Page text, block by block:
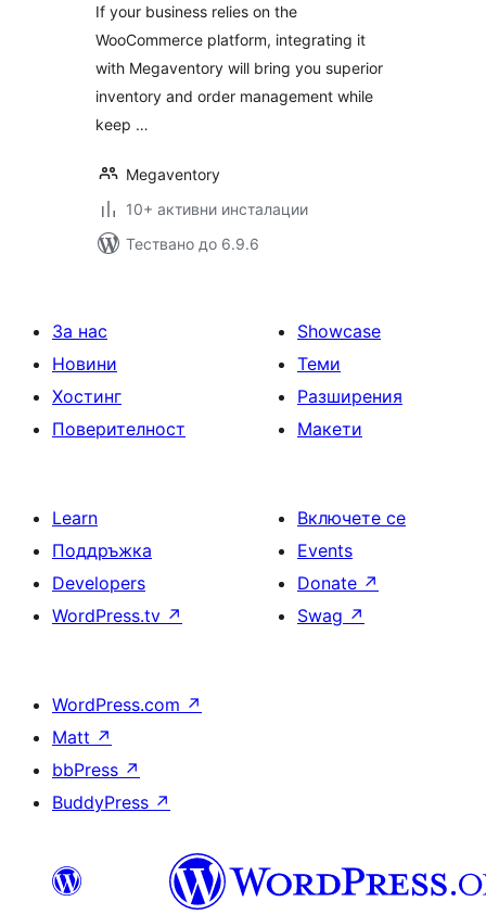
If your business relies on the
WooCommerce platform, integrating it
with Megaventory will bring you superior
inventory and order management while
keep …
Megaventory
10+ активни инсталации
Тествано до 6.9.6
За нас
Новини
Хостинг
Поверителност
Showcase
Теми
Разширения
Макети
Learn
Поддръжка
Developers
WordPress.tv ↗
Включете се
Events
Donate ↗
Swag ↗
WordPress.com ↗
Matt ↗
bbPress ↗
BuddyPress ↗